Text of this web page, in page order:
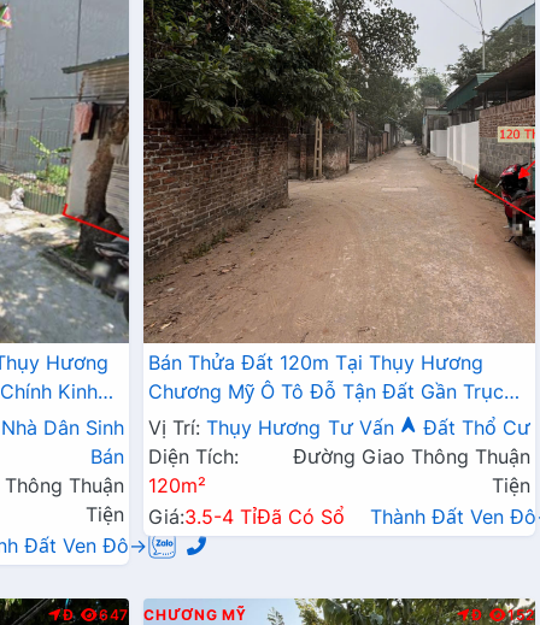
Hương
Kinh
Nhà Dân Sinh
Bán
Thuận
Tiện
Đất Ven Đô→
Bán Thửa Đất 120m Tại Thụy Hương
Chương Mỹ Ô Tô Đỗ Tận Đất Gần Trục
Chính Kinh Doanh
Vị Trí: Thụy Hương Tư Vấn
Đất Thổ Cư
Diện Tích:
120m²
Đường Giao Thông Thuận
Tiện
Giá:3.5-4 TỉĐã Có Sổ Thành Đất Ven
Đ 647 CHƯƠNG MỸ Đ 152